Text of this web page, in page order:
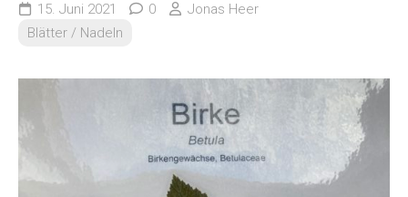
15. Juni 2021 0
Jonas Heer
Blätter / Nadeln